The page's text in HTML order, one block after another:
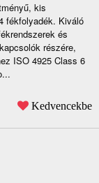
kis
fékfolyadék. Kiváló
és
részére,
ISO 4925 Class 6
Kedvencekbe